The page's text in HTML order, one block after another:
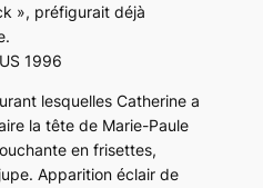
», préfigurait déjà
1996
lesquelles Catherine a
la tête de Marie-Paule
en frisettes,
Apparition éclair de